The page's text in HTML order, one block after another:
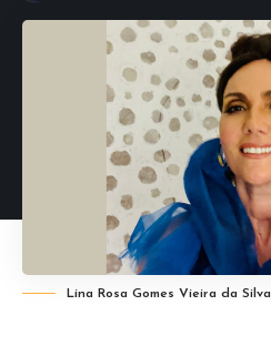
Lina Rosa Gomes Vieira da Silva